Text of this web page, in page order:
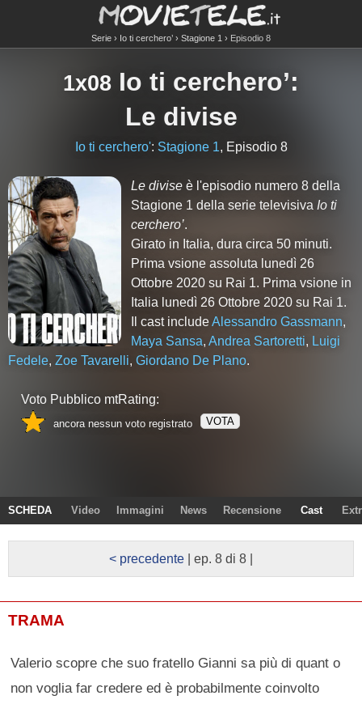
Serie Io ti cerchero’ Stagione 1 Episodio 8
1x08 Io ti cerchero’:
Le divise
Io ti cerchero': Stagione 1, Episodio 8
Le divise è l'episodio numero8 della
Stagione 1 della serie televisiva Io ti
cerchero’.
Girato in Italia, dura circa 50 minuti.
Prima vsione assoluta lunedì 26
Ottobre 2020 su Rai 1. Prima vsione in
Italia lunedì 26 Ottobre 2020 su Rai 1.
Il cast includeAlessandro Gassmann,
Maya Sansa,Andrea Sartoretti, Luigi
Fedele, Zoe Tavarelli, Giordano De Plano.
Voto Pubblico mtRating:
ancora nessun voto registrato VOTA
SCHEDA Video Immagini News Recensione Cast
< precedente | ep. 8 di 8 |
TRAMA
Valerio scopre che suo fratello Gianni sa più di quant o
non voglia far credere ed è probabilmente coinvolto